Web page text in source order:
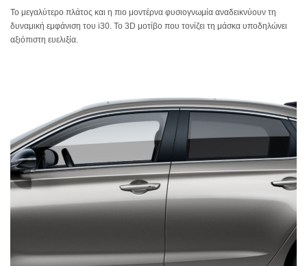
Το μεγαλύτερο πλάτος και η πιο μοντέρνα φυσιογνωμία αναδεικνύουν τη
δυναμική εμφάνιση του i30. Το 3D μοτίβο που τονίζει τη μάσκα υποδηλώνει
αξιόπιστη ευελιξία.